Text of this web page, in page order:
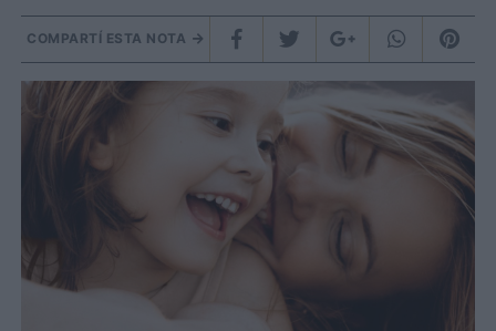
COMPARTÍ ESTA NOTA